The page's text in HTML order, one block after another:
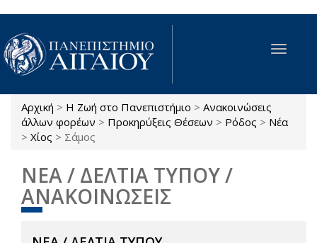
Παράκαμψη προς το κυρίως περιεχόμενο
Toggle
Είστε εδώ
Αρχική > Η Ζωή στο Πανεπιστήμιο > Ανακοινώσεις
άλλων φορέων > Προκηρύξεις Θέσεων > Ρόδος > Νέα
> Χίος > Σάμος
ΝΕΑ / ΔΕΛΤΙΑ ΤΥΠΟΥ /
ΑΝΑΚΟΙΝΩΣΕΙΣ